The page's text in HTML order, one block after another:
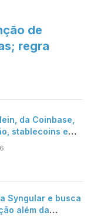
de
regra
da Coinbase,
stablecoins e
Syngular e busca
além da